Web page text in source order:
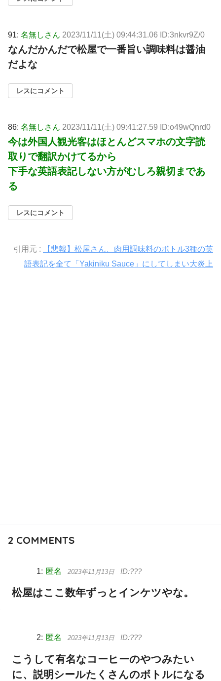
91: 名無しさん 2023/11/11(土) 09:44:31.06 ID:3nkvr9Z/0
なんだかんだで松屋で一番旨い調味料は醤油
だよな
レスにコメント
86: 名無しさん 2023/11/11(土) 09:41:27.59 ID:o49wQnrd0
今は外国人観光客はほとんどスマホの文字読
取りで翻訳かけてるから
下手な英語表記しない方がむしろ親切まであ
る
レスにコメント
引用元 :
【悲報】松屋さん、肉用調味料のボトル3種の英
語表記を全て「Yakiniku Sauce」にしてしまい大炎上
2 COMMENTS
匿名 2023年11月13日
松屋はここ数年ずっとインケツやな。
匿名 2023年11月13日
こうして有名なコーヒーのやつみたい
に、説明シールたくさんのボトルになる